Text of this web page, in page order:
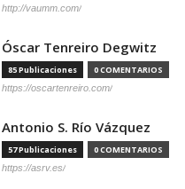
http://vaumm.com/
Óscar Tenreiro Degwitz
85 Publicaciones 0 COMENTARIOS
https://oscartenreiro.com/
Antonio S. Río Vázquez
57 Publicaciones 0 COMENTARIOS
https://asrv.es/